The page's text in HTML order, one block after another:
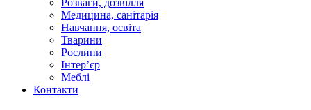
Розваги, дозвілля
Медицина, санітарія
Навчання, освіта
Тварини
Рослини
Інтер’єр
Меблі
Контакти